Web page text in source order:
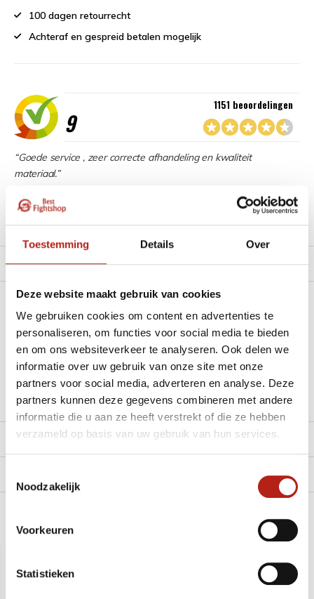
Toestemming Details Over
Deze website maakt gebruik van cookies
We gebruiken cookies om content en advertenties te
personaliseren, om functies voor social media te bieden
en om ons websiteverkeer te analyseren. Ook delen we
informatie over uw gebruik van onze site met onze
partners voor social media, adverteren en analyse. Deze
partners kunnen deze gegevens combineren met andere
informatie die u aan ze heeft verstrekt of die ze hebben
verzameld op basis van uw gebruik van hun services.
Noodzakelijk
Voorkeuren
Statistieken
100 dagen retourrecht
Achteraf en gespreid betalen mogelijk
9
1151 beoordelingen
“Goede service , zeer correcte afhandeling en kwaliteit
materiaal.”
Productomschrijving
Product tags
Heb je een vraag over dit product?
Stel je vraag in de Chat voor een snel antwoord 24/7
Stel je vraag
Reviews
Recent bekeken